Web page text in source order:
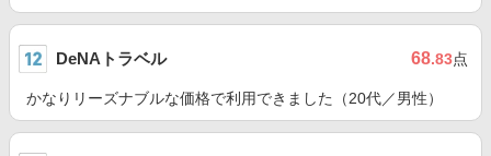
DeNAトラベル 68.83点
かなりリーズナブルな価格で利用できました（20代／男性）